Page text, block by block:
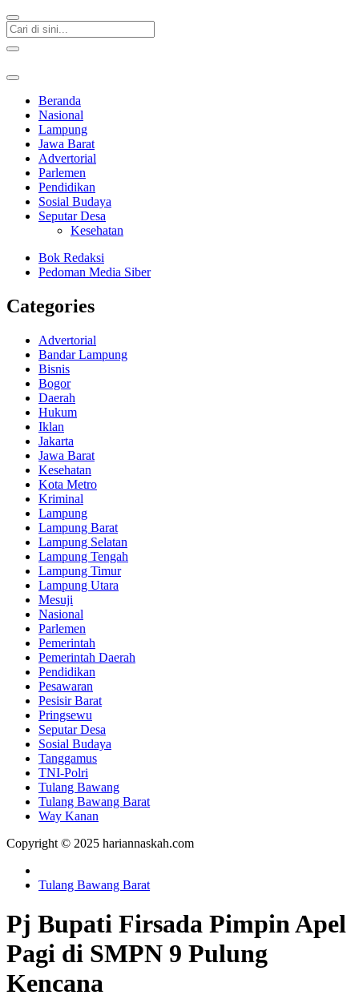
Beranda
Nasional
Lampung
Jawa Barat
Advertorial
Parlemen
Pendidikan
Sosial Budaya
Seputar Desa
Kesehatan
Bok Redaksi
Pedoman Media Siber
Categories
Advertorial
Bandar Lampung
Bisnis
Bogor
Daerah
Hukum
Iklan
Jakarta
Jawa Barat
Kesehatan
Kota Metro
Kriminal
Lampung
Lampung Barat
Lampung Selatan
Lampung Tengah
Lampung Timur
Lampung Utara
Mesuji
Nasional
Parlemen
Pemerintah
Pemerintah Daerah
Pendidikan
Pesawaran
Pesisir Barat
Pringsewu
Seputar Desa
Sosial Budaya
Tanggamus
TNI-Polri
Tulang Bawang
Tulang Bawang Barat
Way Kanan
Copyright © 2025 hariannaskah.com
Tulang Bawang Barat
Pj Bupati Firsada Pimpin Apel
Pagi di SMPN 9 Pulung
Kencana